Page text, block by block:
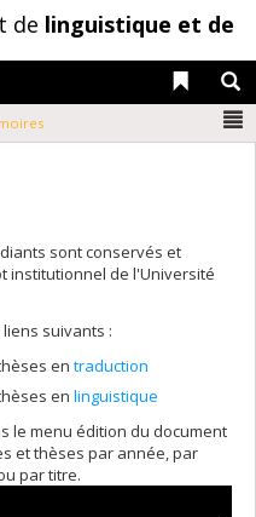
de linguistique et de
Liens
sont conservés et
institutionnel de l'Université
suivants :
en traduction
en linguistique
le menu édition du document
et thèses par année, par
par titre.